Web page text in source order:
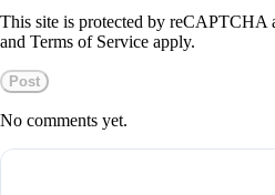
This site is protected by reCAPTCHA
and Terms of Service apply.
Post
No comments yet.